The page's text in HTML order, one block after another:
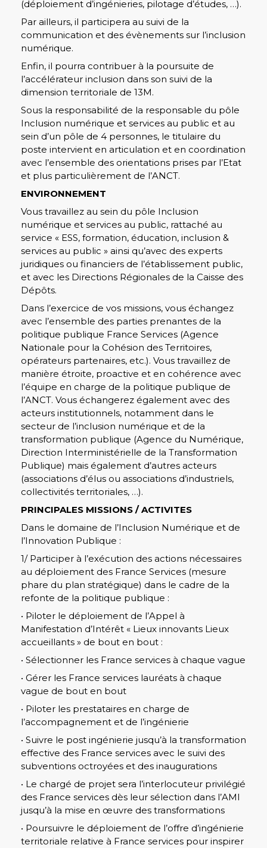
(déploiement d’ingénieries, pilotage d’études, …).
Par ailleurs, il participera au suivi de la
communication et des évènements sur l’inclusion
numérique.
Enfin, il pourra contribuer à la poursuite de
l’accélérateur inclusion dans son suivi de la
dimension territoriale de 13M.
Sous la responsabilité de la responsable du pôle
Inclusion numérique et services au public et au
sein d’un pôle de 4 personnes, le titulaire du
poste intervient en articulation et en coordination
avec l’ensemble des orientations prises par l’Etat
et plus particulièrement de l’ANCT.
ENVIRONNEMENT
Vous travaillez au sein du pôle Inclusion
numérique et services au public, rattaché au
service « ESS, formation, éducation, inclusion &
services au public » ainsi qu’avec des experts
juridiques ou financiers de l’établissement public,
et avec les Directions Régionales de la Caisse des
Dépôts.
Dans l’exercice de vos missions, vous échangez
avec l’ensemble des parties prenantes de la
politique publique France Services (Agence
Nationale pour la Cohésion des Territoires,
opérateurs partenaires, etc.). Vous travaillez de
manière étroite, proactive et en cohérence avec
l’équipe en charge de la politique publique de
l’ANCT. Vous échangerez également avec des
acteurs institutionnels, notamment dans le
secteur de l’inclusion numérique et de la
transformation publique (Agence du Numérique,
Direction Interministérielle de la Transformation
Publique) mais également d’autres acteurs
(associations d’élus ou associations d’industriels,
collectivités territoriales, …).
PRINCIPALES MISSIONS / ACTIVITES
Dans le domaine de l’Inclusion Numérique et de
l’Innovation Publique :
1/ Participer à l’exécution des actions nécessaires
au déploiement des France Services (mesure
phare du plan stratégique) dans le cadre de la
refonte de la politique publique :
• Piloter le déploiement de l’Appel à
Manifestation d’Intérêt « Lieux innovants Lieux
accueillants » de bout en bout :
• Sélectionner les France services à chaque vague
• Gérer les France services lauréats à chaque
vague de bout en bout
• Piloter les prestataires en charge de
l’accompagnement et de l’ingénierie
• Suivre le post ingénierie jusqu’à la transformation
effective des France services avec le suivi des
subventions octroyées et des inaugurations
• Le chargé de projet sera l’interlocuteur privilégié
des France services dès leur sélection dans l’AMI
jusqu’à la mise en œuvre des transformations
• Poursuivre le déploiement de l’offre d’ingénierie
territoriale relative à France services pour inspirer